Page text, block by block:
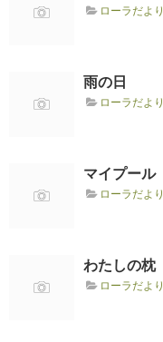
ローラだより
雨の日
ローラだより
マイプール
ローラだより
わたしの枕
ローラだより